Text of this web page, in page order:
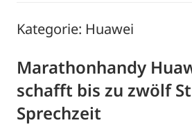
Kategorie: Huawei
Marathonhandy
schafft bis zu zwölf
Sprechzeit